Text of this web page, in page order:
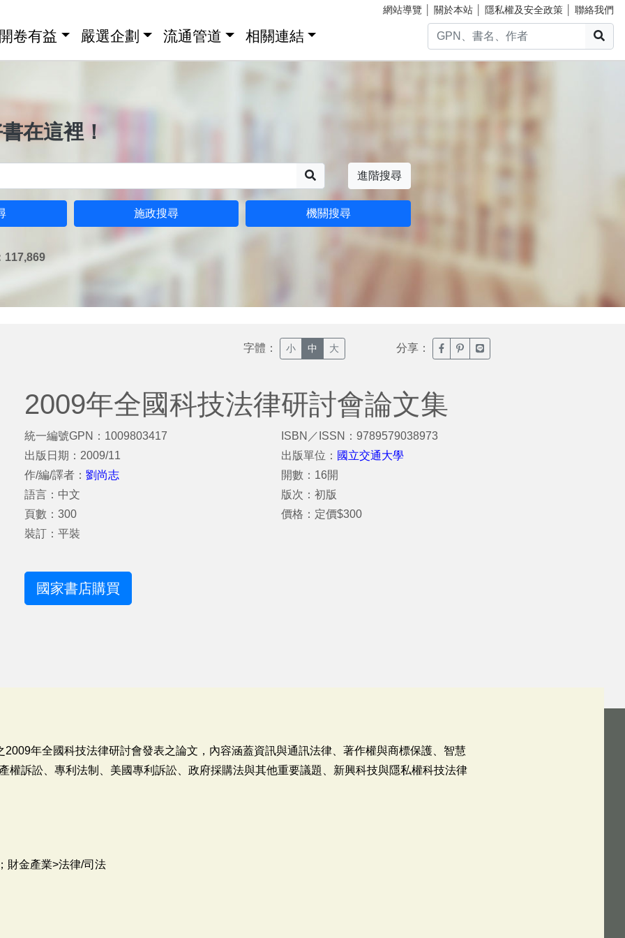
網站導覽 關於本站 隱私權及安全政策 聯絡我們
卷有益 嚴選企劃 流通管道 相關連結
在這裡！
進階搜尋
施政搜尋 機關搜尋
117,869
字體： 小 中 大 分享： 臉書分享(另開新視窗)
噗浪分享(另開新視窗)
Line分享(另開新視窗)
2009年全國科技法律研討會論文集
統一編號GPN：1009803417
出版日期：2009/11
作/編/譯者： 劉尚志
語言：中文
頁數：300
裝訂：平裝
ISBN／ISSN：9789579038973
出版單位： 國立交通大學
開數：16開
版次：初版
價格：定價$300
國家書店購買
年全國科技法律研討會發表之論文，內容涵蓋資訊與通訊法律、著作權與商標保護、智慧
權訴訟、專利法制、美國專利訴訟、政府採購法與其他重要議題、新興科技與隱私權科技法律
財金產業>法律/司法